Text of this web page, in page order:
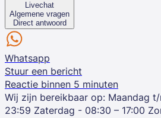
Livechat
Algemene vragen
Direct antwoord
Whatsapp
Stuur een bericht
Reactie binnen 5 minuten
Wij zijn bereikbaar op: Maandag
23:59 Zaterdag - 08:30 – 17:00